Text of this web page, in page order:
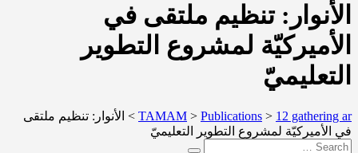
الأنوار: تنظيم ملتقى في
الأميركيّة لمشروع التطوير
التعليميّ
TAMAM > Publications > 12 gathering ar
> الأنوار: تنظيم ملتقى
في الأميركيّة لمشروع التطوير التعليميّ